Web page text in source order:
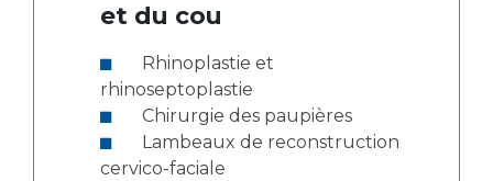
et du cou
rhinoseptoplastie
Chirurgie des paupières
cervico-faciale